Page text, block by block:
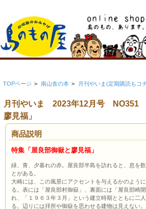
TOPページ > 南山舎の本 > 月刊やいま(定期購読もコ
月刊やいま 2023年12月号 NO351
廖見福」
商品説明
特集「屋良部御嶽と廖見福」
緑、青、夕暮れの赤。屋良部半島を訪れると、息を
とがある。
大崎には、この風景にアクセントを与えるかのよう
る。表には「屋良部村御嶽」、裏面には「屋良部崎
れ、「１９６３年３月」という建立時期とともに二
る。辺りには拝所や御嶽を思わせる建物は見えない